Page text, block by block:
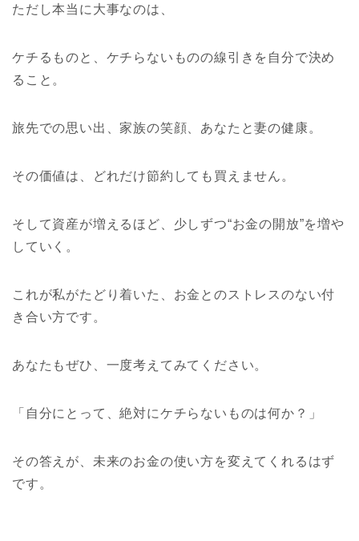
ただし本当に大事なのは、
ケチるものと、ケチらないものの線引きを自分で決め
ること。
旅先での思い出、家族の笑顔、あなたと妻の健康。
その価値は、どれだけ節約しても買えません。
そして資産が増えるほど、少しずつ“お金の開放”を増や
していく。
これが私がたどり着いた、お金とのストレスのない付
き合い方です。
あなたもぜひ、一度考えてみてください。
「自分にとって、絶対にケチらないものは何か？」
その答えが、未来のお金の使い方を変えてくれるはず
です。